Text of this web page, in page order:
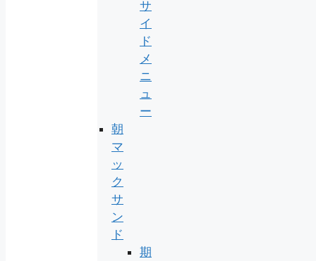
サ
イ
ド
メ
ニ
ュ
ー
朝
マ
ッ
ク
サ
ン
ド
期